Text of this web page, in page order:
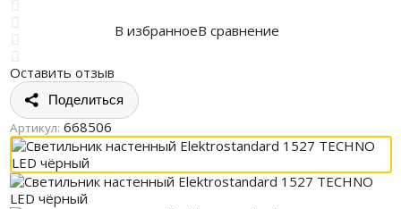
Оставить отзыв
В избранноеВ сравнение
Поделиться
Артикул: 668506